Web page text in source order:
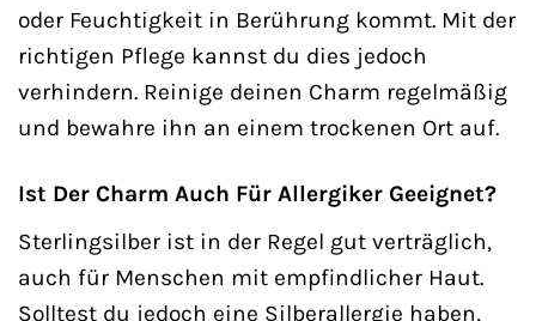
oder Feuchtigkeit in Berührung kommt. Mit der
richtigen Pflege kannst du dies jedoch
verhindern. Reinige deinen Charm regelmäßig
und bewahre ihn an einem trockenen Ort auf.
Ist Der Charm Auch Für Allergiker Geeignet?
Sterlingsilber ist in der Regel gut verträglich,
auch für Menschen mit empfindlicher Haut.
Solltest du jedoch eine Silberallergie haben,